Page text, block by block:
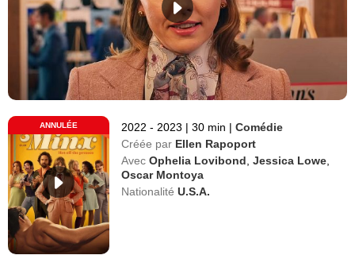
ANNULÉE 2022 - 2023 | 30 min | Comédie
Créée par Ellen Rapoport
Avec Ophelia Lovibond ,Jessica Lowe
Oscar Montoya
Nationalité U.S.A.